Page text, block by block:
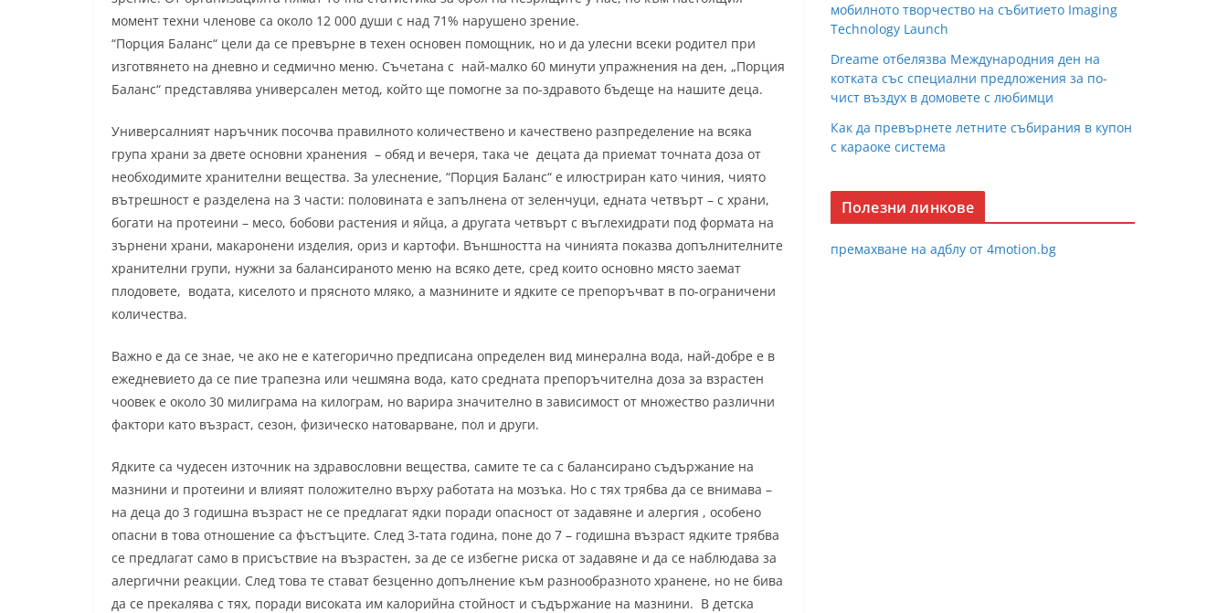
момент техни членове са около 12 000 души с над 71% нарушено зрение.
“Порция Баланс“ цели да се превърне в техен основен помощник, но и да улесни всеки родител при
изготвянето на дневно и седмично меню. Съчетана с най-малко 60 минути упражнения на ден, „Порция
Баланс“ представлява универсален метод, който ще помогне за по-здравото бъдеще на нашите деца.
Универсалният наръчник посочва правилното количествено и качествено разпределение на всяка
група храни за двете основни хранения – обяд и вечеря, така че децата да приемат точната доза от
необходимите хранителни вещества. За улеснение, “Порция Баланс“ е илюстриран като чиния, чиято
вътрешност е разделена на 3 части: половината е запълнена от зеленчуци, едната четвърт – с храни,
богати на протеини – месо, бобови растения и яйца, а другата четвърт с въглехидрати под формата на
зърнени храни, макаронени изделия, ориз и картофи. Външността на чинията показва допълнителните
хранителни групи, нужни за балансираното меню на всяко дете, сред които основно място заемат
плодовете, водата, киселото и прясното мляко, а мазнините и ядките се препоръчват в по-ограничени
количества.
Важно е да се знае, че ако не е категорично предписана определен вид минерална вода, най-добре е в
ежедневието да се пие трапезна или чешмяна вода, като средната препоръчителна доза за взрастен
чоовек е около 30 милиграма на килограм, но варира значително в зависимост от множество различни
фактори като възраст, сезон, физическо натоварване, пол и други.
Ядките са чудесен източник на здравословни вещества, самите те са с балансирано съдържание на
мазнини и протеини и влияят положително върху работата на мозъка. Но с тях трябва да се внимава –
на деца до 3 годишна възраст не се предлагат ядки поради опасност от задавяне и алергия , особено
опасни в това отношение са фъстъците. След 3-тата година, поне до 7 – годишна възраст ядките трябва
се предлагат само в присъствие на възрастен, за де се избегне риска от задавяне и да се наблюдава за
алергични реакции. След това те стават безценно допълнение към разнообразното хранене, но не бива
да се прекалява с тях, поради високата им калорийна стойност и съдържание на мазнини. В детска
мобилното творчество на събитието Imaging
Technology Launch
Dreame отбелязва Международния ден на
котката със специални предложения за по-
чист въздух в домовете с любимци
Как да превърнете летните събирания в купон
с караоке система
Полезни линкове
премахване на адблу от 4motion.bg